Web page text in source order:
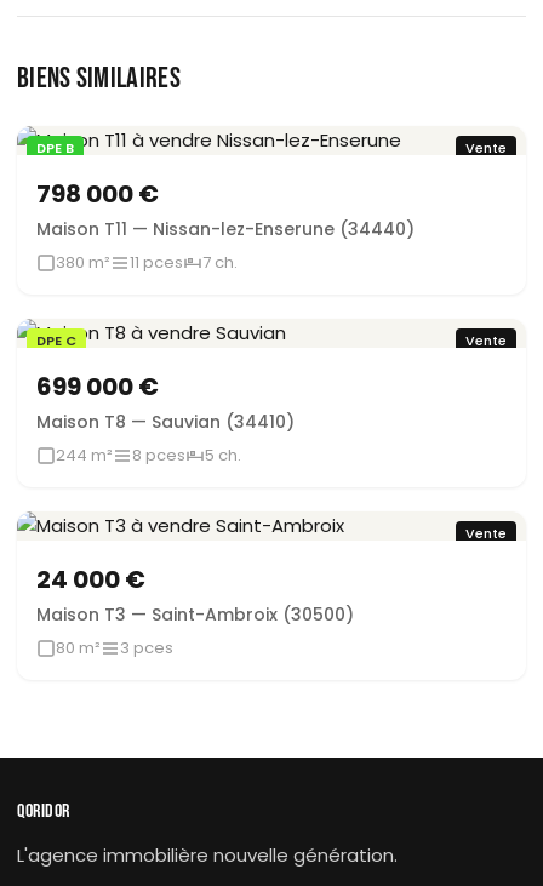
BIENS SIMILAIRES
DPE B Vente
798 000 €
Maison T11 — Nissan-lez-Enserune (34440)
380 m² 11 pces 7 ch.
DPE C Vente
699 000 €
Maison T8 — Sauvian (34410)
244 m² 8 pces 5 ch.
Vente
24 000 €
Maison T3 — Saint-Ambroix (30500)
80 m² 3 pces
QORIDOR
L'agence immobilière nouvelle génération.